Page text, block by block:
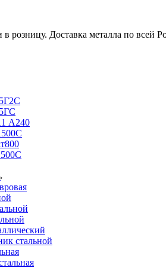
розницу. Доставка металла по всей
А240
стальной